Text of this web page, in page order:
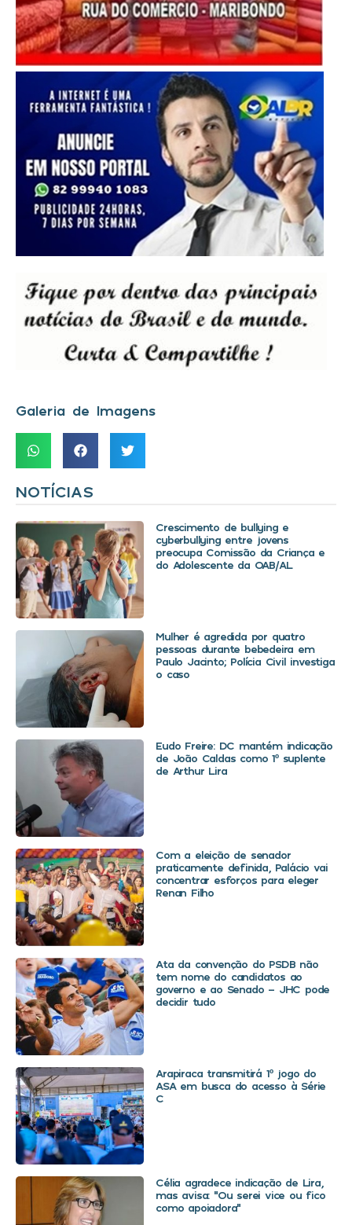
Galeria de Imagens
NOTÍCIAS
Crescimento de bullying e
cyberbullying entre jovens
preocupa Comissão da Criança e
do Adolescente da OAB/AL
Mulher é agredida por quatro
pessoas durante bebedeira em
Paulo Jacinto; Polícia Civil investiga
o caso
Eudo Freire: DC mantém indicação
de João Caldas como 1º suplente
de Arthur Lira
Com a eleição de senador
praticamente definida, Palácio vai
concentrar esforços para eleger
Renan Filho
Ata da convenção do PSDB não
tem nome do candidatos ao
governo e ao Senado – JHC pode
decidir tudo
Arapiraca transmitirá 1º jogo do
ASA em busca do acesso à Série
C
Célia agradece indicação de Lira,
mas avisa: “Ou serei vice ou fico
como apoiadora”